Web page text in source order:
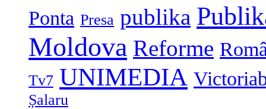
Ponta Presa publika
Moldova Reforme
Tv7 UNIMEDIA
Șalaru